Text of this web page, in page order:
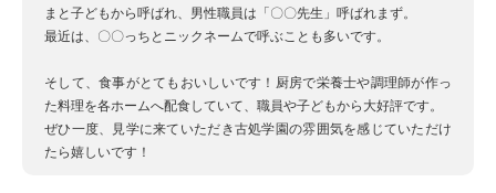
まと子どもから呼ばれ、男性職員は「〇〇先生」呼ばれまず。
最近は、〇〇っちとニックネームで呼ぶことも多いです。
そして、食事がとてもおいしいです！厨房で栄養士や調理師が作っ
た料理を各ホームへ配食していて、職員や子どもから大好評です。
ぜひ一度、見学に来ていただき古処学園の雰囲気を感じていただけ
たら嬉しいです！